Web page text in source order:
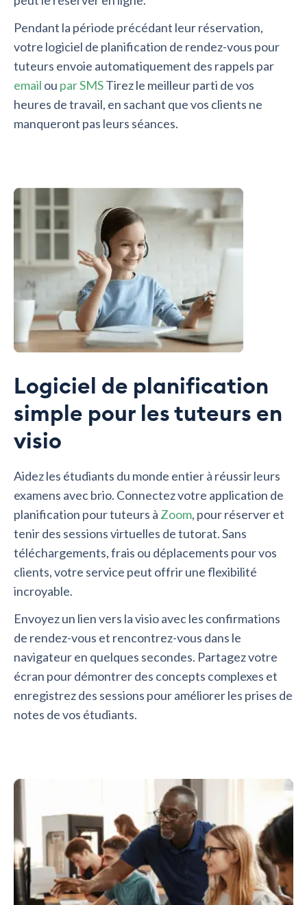
Pendant la période précédant leur réservation,
votre logiciel de planification de rendez-vous pour
tuteurs envoie automatiquement des rappels par
email ou par SMSTirez le meilleur parti de vos
heures de travail, en sachant que vos clients ne
manqueront pas leurs séances.
Logiciel de planification
simple pour les tuteurs en
visio
Aidez les étudiants du monde entier à réussir leurs
examens avec brio. Connectez votre application de
planification pour tuteurs à Zoom, pour réserver et
tenir des sessions virtuelles de tutorat. Sans
téléchargements, frais ou déplacements pour vos
clients, votre service peut offrir une flexibilité
incroyable.
Envoyez un lien vers la visio avec les confirmations
de rendez-vous et rencontrez-vous dans le
navigateur en quelques secondes. Partagez votre
écran pour démontrer des concepts complexes et
enregistrez des sessions pour améliorer les prises de
notes de vos étudiants.